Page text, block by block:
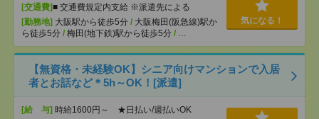
[交通費]■ 交通費規定内支給 ※派遣先による
[勤務地] 大阪駅から徒歩5分 / 大阪梅田(阪急線)駅か
ら徒歩5分 / 梅田(地下鉄)駅から徒歩5分 / …
気になる！
【無資格・未経験OK】シニア向けマンションで入居
者とお話など＊5h～OK！[派遣]
[給 与] 時給1600円～ ★日払い/週払いOK